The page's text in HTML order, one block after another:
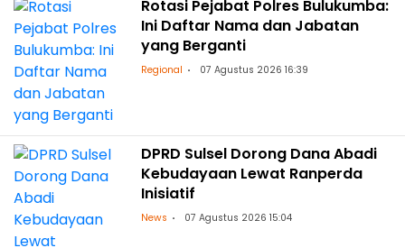
Rotasi Pejabat Polres Bulukumba:
Ini Daftar Nama dan Jabatan
yang Berganti
Regional 07 Agustus 2026 16:39
DPRD Sulsel Dorong Dana Abadi
Kebudayaan Lewat Ranperda
Inisiatif
News 07 Agustus 2026 15:04